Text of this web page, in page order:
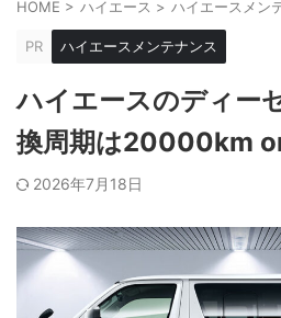
HOME > ハイエース > ハイエースメン
PR ハイエースメンテナンス
ハイエースのディー
換周期は20000km or
2026年7月18日